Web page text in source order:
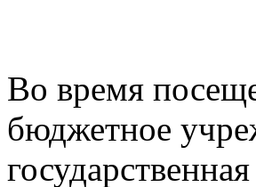
Во время
бюджетное